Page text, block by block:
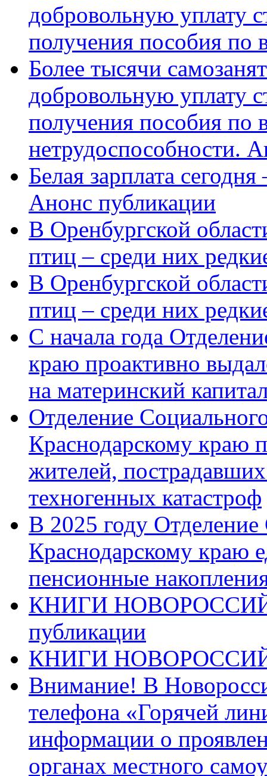
добровольную уплату
получения пособия по
Более тысячи
добровольную уплату
получения пособия по
нетрудоспособности.
Белая зарплата
Анонс публикации
В Оренбургской
птиц – среди них
В Оренбургской
птиц – среди них
С начала года
краю проактивно
на материнский
Отделение
Краснодарскому краю
жителей,
техногенных катастроф
В 2025 году
Краснодарскому краю
пенсионные
КНИГИ
публикации
КНИГИ
Внимание! В
телефона «Горячей
информации о
органах местного